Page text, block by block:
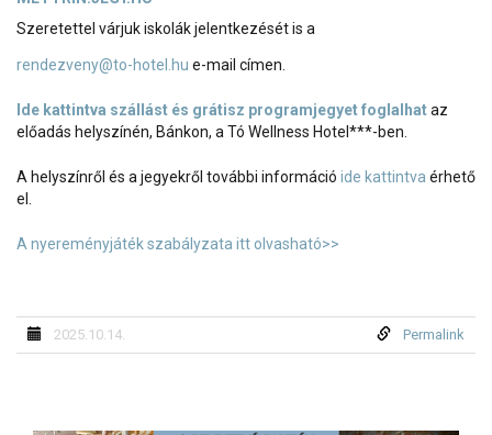
Szeretettel várjuk iskolák jelentkezését is a
rendezveny@to-hotel.hu e-mail címen.
Ide kattintva szállást és grátisz programjegyet foglalhataz
előadás helyszínén, Bánkon, a Tó Wellness Hotel***-ben.
A helyszínről és a jegyekről további információ ide kattintva érhető
el.
A nyereményjáték szabályzata itt olvasható>>
2025.10.14. Permalink